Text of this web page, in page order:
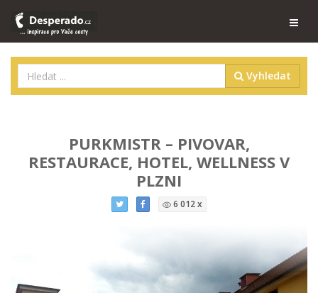
Vyhledat
PURKMISTR – PIVOVAR,
RESTAURACE, HOTEL, WELLNESS V
PLZNI
6 012 x